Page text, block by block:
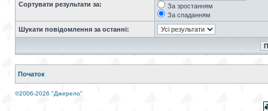
Сортувати результати за:
За зростанням
За спаданням
Шукати повідомлення за останні:
Початок
©2006-2026 "Джерело"